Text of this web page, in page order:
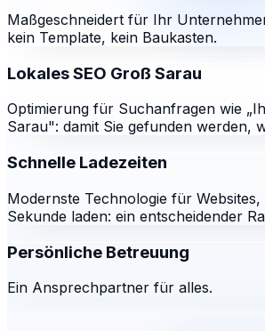
Maßgeschneidert für Ihr
kein Template, kein Baukasten.
Lokales SEO Groß Sarau
Optimierung für Suchanfragen wie
Sarau": damit Sie gefunden werden,
Schnelle Ladezeiten
Modernste Technologie für
Sekunde laden: ein entscheidender
Persönliche Betreuung
Ein Ansprechpartner für alles.